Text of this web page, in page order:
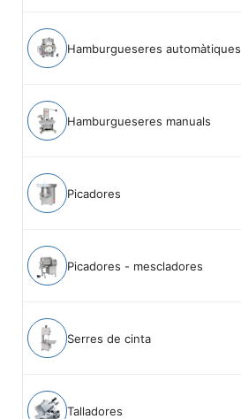
Hamburgueseres automàtiques
Hamburgueseres manuals
Picadores
Picadores - mescladores
Serres de cinta
Talladores